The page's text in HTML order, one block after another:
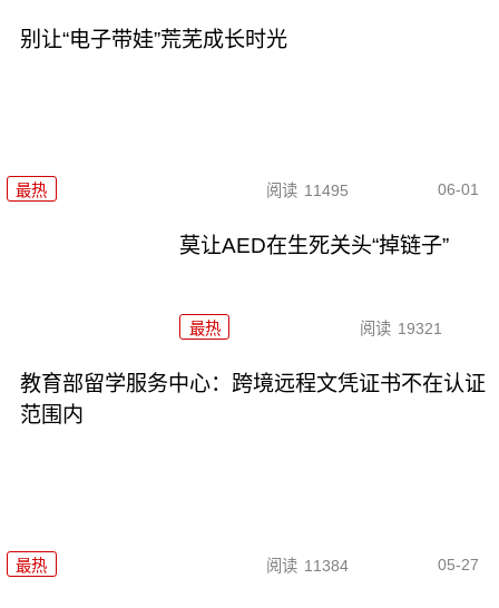
别让“电子带娃”荒芜成长时光
最热 阅读 11495 06-01
莫让AED在生死关头“掉链子”
最热 阅读 19321
教育部留学服务中心：跨境远程文凭证书不在认证
范围内
最热 阅读 11384 05-27